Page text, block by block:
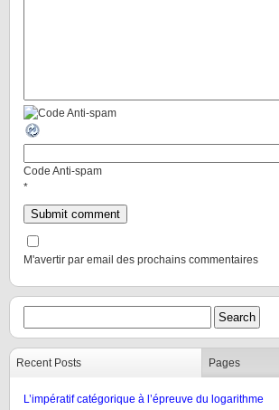
Code Anti-spam
*
M'avertir par email des prochains commentaires
Recent Posts Pages
L’impératif catégorique à l’épreuve du logarithme